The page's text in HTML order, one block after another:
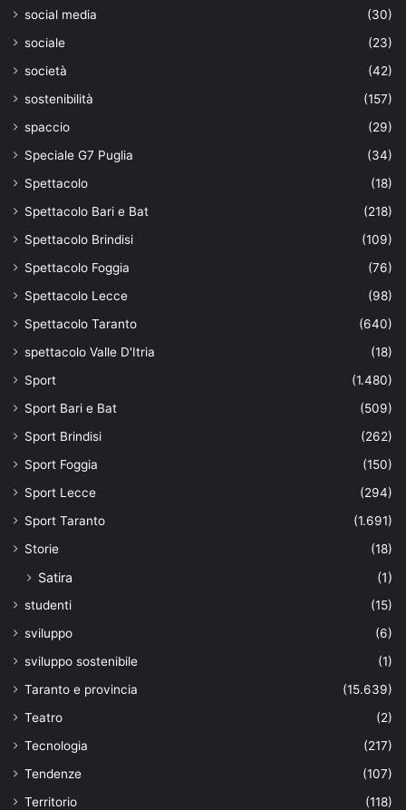
social media
(30)
sociale
(23)
società
(42)
sostenibilità
(157)
spaccio
(29)
Speciale G7 Puglia
(34)
Spettacolo
(18)
Spettacolo Bari e Bat
(218)
Spettacolo Brindisi
(109)
Spettacolo Foggia
(76)
Spettacolo Lecce
(98)
Spettacolo Taranto
(640)
spettacolo Valle D'Itria
(18)
Sport
(1.480)
Sport Bari e Bat
(509)
Sport Brindisi
(262)
Sport Foggia
(150)
Sport Lecce
(294)
Sport Taranto
(1.691)
Storie
(18)
Satira (1)
studenti
(15)
sviluppo
(6)
sviluppo sostenibile
(1)
Taranto e provincia
(15.639)
Teatro
(2)
Tecnologia
(217)
Tendenze
(107)
Territorio
(118)